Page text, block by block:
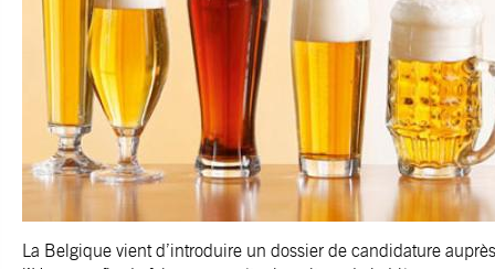
La Belgique vient d’introduire un dossier de candidature